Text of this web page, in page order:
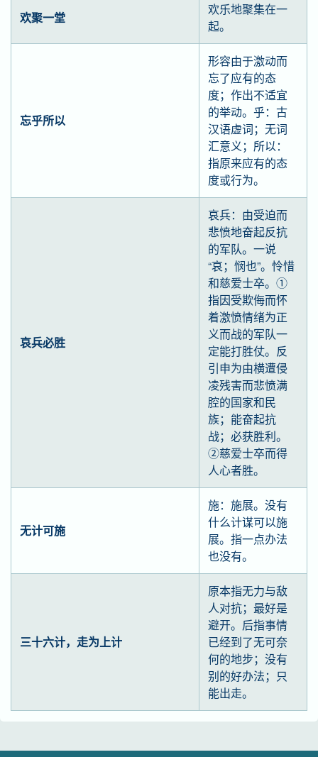
欢聚一堂
欢乐地聚集在一
起。
忘乎所以
形容由于激动而
忘了应有的态
度；作出不适宜
的举动。乎：古
汉语虚词；无词
汇意义；所以：
指原来应有的态
度或行为。
哀兵必胜
哀兵：由受迫而
悲愤地奋起反抗
的军队。一说
“哀；悯也”。怜惜
和慈爱士卒。①
指因受欺侮而怀
着激愤情绪为正
义而战的军队一
定能打胜仗。反
引申为由横遭侵
凌残害而悲愤满
腔的国家和民
族；能奋起抗
战；必获胜利。
②慈爱士卒而得
人心者胜。
无计可施
施：施展。没有
什么计谋可以施
展。指一点办法
也没有。
三十六计，走为上计
原本指无力与敌
人对抗；最好是
避开。后指事情
已经到了无可奈
何的地步；没有
别的好办法；只
能出走。